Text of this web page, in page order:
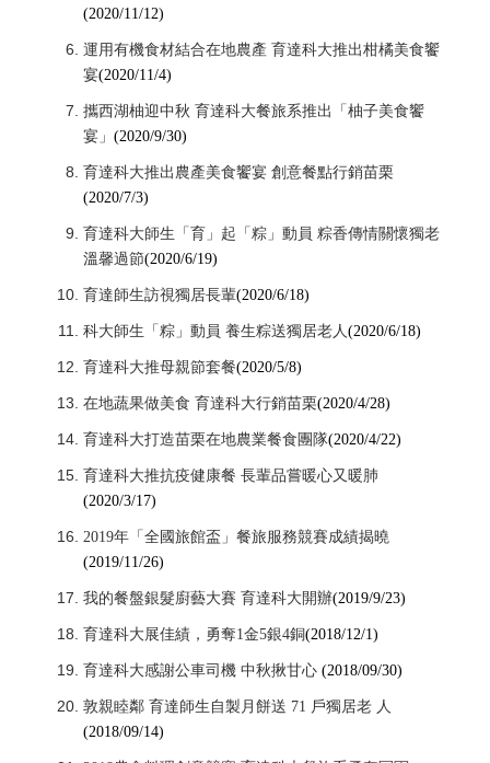
(2020/11/12)
運用有機食材結合在地農產 育達科大推出柑橘美食饗
宴(2020/11/4)
攜西湖柚迎中秋 育達科大餐旅系推出「柚子美食饗
宴」 (2020/9/30)
育達科大推出農產美食饗宴 創意餐點行銷苗栗
(2020/7/3)
育達科大師生「育」起「粽」動員 粽香傳情關懷獨老
溫馨過節(2020/6/19)
育達師生訪視獨居長輩(2020/6/18)
科大師生「粽」動員 養生粽送獨居老人(2020/6/18)
育達科大推母親節套餐(2020/5/8)
在地蔬果做美食 育達科大行銷苗栗(2020/4/28)
育達科大打造苗栗在地農業餐食團隊(2020/4/22)
育達科大推抗疫健康餐 長輩品嘗暖心又暖肺
(2020/3/17)
2019年「全國旅館盃」餐旅服務競賽成績揭曉
(2019/11/26)
我的餐盤銀髮廚藝大賽 育達科大開辦(2019/9/23)
育達科大展佳績，勇奪1金5銀4銅(2018/12/1)
育達科大感謝公車司機 中秋揪甘心 (2018/09/30)
敦親睦鄰 育達師生自製月餅送 71 戶獨居老 人
(2018/09/14)